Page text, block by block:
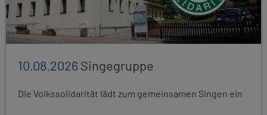
10.08.2026Singegruppe
Die Volkssolidarität lädt zum gemeinsamen Singen ein